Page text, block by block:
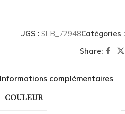
UGS : SLB_72948Catégories :
Share:
Informations complémentaires
COULEUR